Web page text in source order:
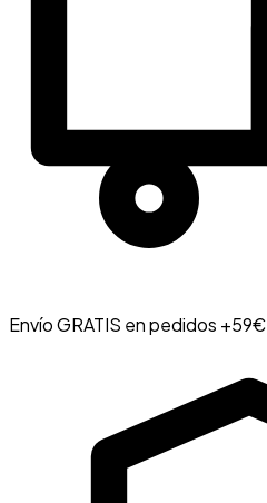
Envío GRATIS en pedidos +59€